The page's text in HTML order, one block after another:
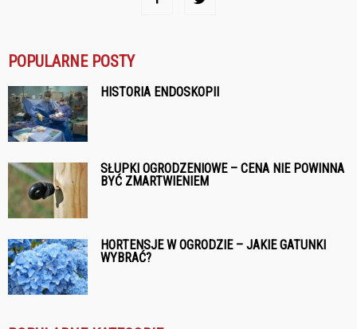
POPULARNE POSTY
HISTORIA ENDOSKOPII
SŁUPKI OGRODZENIOWE – CENA NIE POWINNA
BYĆ ZMARTWIENIEM
HORTENSJE W OGRODZIE – JAKIE GATUNKI
WYBRAĆ?